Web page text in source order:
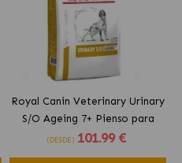
Royal Canin Veterinary Urinary
S/O Ageing 7+ Pienso para
Perros Senior
(DESDE) 101.99 €